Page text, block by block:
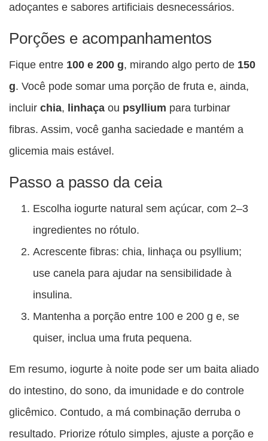
adoçantes e sabores artificiais desnecessários.
Porções e acompanhamentos
Fique entre 100 e 200 g, mirando algo perto de 150
g. Você pode somar uma porção de fruta e, ainda,
incluir chia, linhaça ou psyllium para turbinar
fibras. Assim, você ganha saciedade e mantém a
glicemia mais estável.
Passo a passo da ceia
Escolha iogurte natural sem açúcar, com 2–3
ingredientes no rótulo.
Acrescente fibras: chia, linhaça ou psyllium;
use canela para ajudar na sensibilidade à
insulina.
Mantenha a porção entre 100 e 200 g e, se
quiser, inclua uma fruta pequena.
Em resumo, iogurte à noite pode ser um baita aliado
do intestino, do sono, da imunidade e do controle
glicêmico. Contudo, a má combinação derruba o
resultado. Priorize rótulo simples, ajuste a porção e